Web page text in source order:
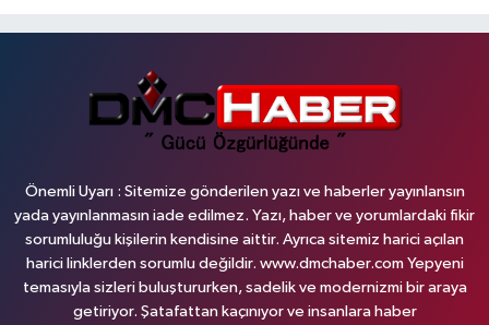
Önemli Uyarı : Sitemize gönderilen yazı ve haberler yayınlansın
yada yayınlanmasın iade edilmez. Yazı, haber ve yorumlardaki fikir
sorumluluğu kişilerin kendisine aittir. Ayrıca sitemiz harici açılan
harici linklerden sorumlu değildir. www.dmchaber.com Yepyeni
temasıyla sizleri buluştururken, sadelik ve modernizmi bir araya
getiriyor. Şatafattan kaçınıyor ve insanlara haber